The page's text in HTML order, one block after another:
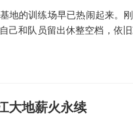
地的训练场早已热闹起来。
己和队员留出休整空档，依
大地薪火永续